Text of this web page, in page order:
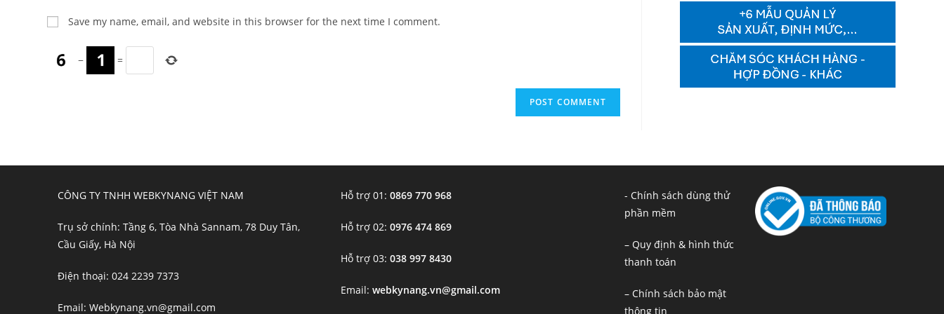
name
or
username
Save my name, email, and website in this browser for the next time I comment.
− =
CÔNG TY TNHH WEBKYNANG VIỆT NAM
Trụ sở chính: Tầng 6, Tòa Nhà Sannam, 78 Duy Tân,
Cầu Giấy, Hà Nội
Điện thoại: 024 2239 7373
Email: Webkynang.vn@gmail.com
Hỗ trợ 01:0869 770 968
Hỗ trợ 02:0976 474 869
Hỗ trợ 03:038 997 8430
Email:webkynang.vn@gmail.com
- Chính sách dùng thử
phần mềm
– Quy định & hình thức
thanh toán
– Chính sách bảo mật
thông tin